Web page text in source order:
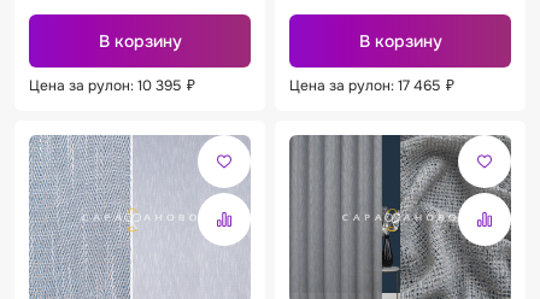
В корзину
Цена за рулон: 10 395 ₽
В корзину
Цена за рулон: 17 465 ₽